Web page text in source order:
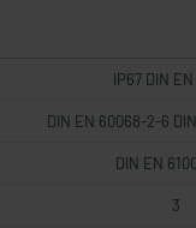
IP67 DIN
DIN EN 60068-2-6
DIN EN
3